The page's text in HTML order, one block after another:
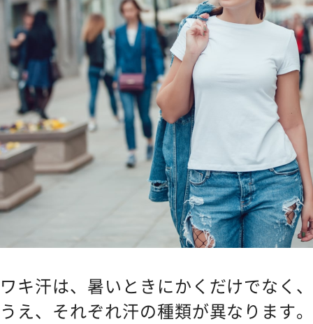
ワキ汗は、暑いときにかくだけでなく
うえ、それぞれ汗の種類が異なります